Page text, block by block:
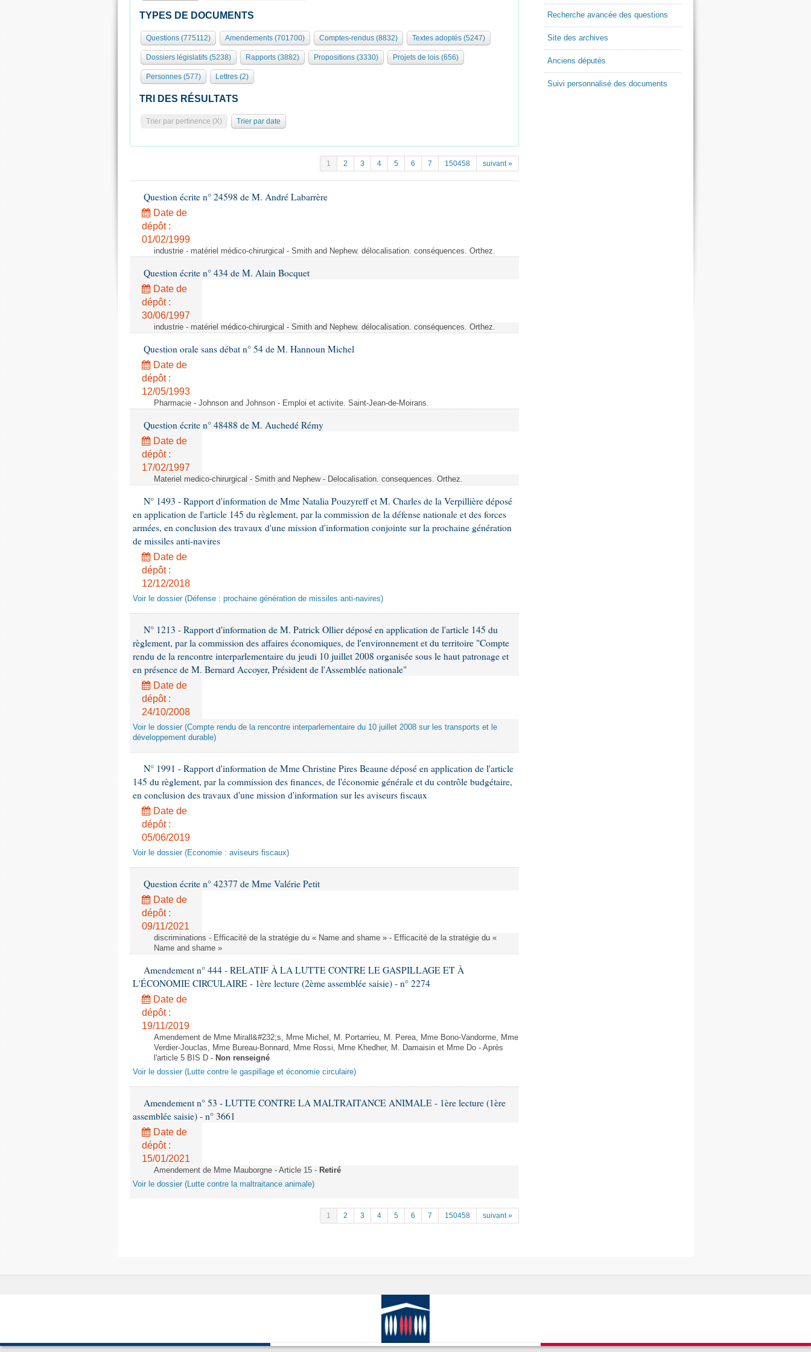
TYPES DE DOCUMENTS
Questions (775112) Amendements (701700) Comptes-rendus (8832) Textes adoptés (5247)
Dossiers législatifs (5238) Rapports (3882) Propositions (3330) Projets de lois (656)
Personnes (577) Lettres (2)
TRI DES RÉSULTATS
Trier par pertinence (X) Trier par date
1 2 3 4 5 6 7 150458 suivant »
Question écrite n° 24598 de M. André Labarrère
Date de
dépôt :
01/02/1999
industrie - matériel médico-chirurgical - Smith and Nephew. délocalisation. conséquences. Orthez.
Question écrite n° 434 de M. Alain Bocquet
Date de
dépôt :
30/06/1997
industrie - matériel médico-chirurgical - Smith and Nephew. délocalisation. conséquences. Orthez.
Question orale sans débat n° 54 de M. Hannoun Michel
Date de
dépôt :
12/05/1993
Pharmacie - Johnson and Johnson - Emploi et activite. Saint-Jean-de-Moirans.
Question écrite n° 48488 de M. Auchedé Rémy
Date de
dépôt :
17/02/1997
Materiel medico-chirurgical - Smith and Nephew - Delocalisation. consequences. Orthez.
N° 1493 - Rapport d'information de Mme Natalia Pouzyreff et M. Charles de la Verpillière déposé
en application de l'article 145 du règlement, par la commission de la défense nationale et des forces
armées, en conclusion des travaux d'une mission d'information conjointe sur la prochaine génération
de missiles anti-navires
Date de
dépôt :
12/12/2018
Voir le dossier (Défense : prochaine génération de missiles anti-navires)
N° 1213 - Rapport d'information de M. Patrick Ollier déposé en application de l'article 145 du
règlement, par la commission des affaires économiques, de l'environnement et du territoire "Compte
rendu de la rencontre interparlementaire du jeudi 10 juillet 2008 organisée sous le haut patronage et
en présence de M. Bernard Accoyer, Président de l'Assemblée nationale"
Date de
dépôt :
24/10/2008
Voir le dossier (Compte rendu de la rencontre interparlementaire du 10 juillet 2008 sur les transports et le
développement durable)
N° 1991 - Rapport d'information de Mme Christine Pires Beaune déposé en application de l'article
145 du règlement, par la commission des finances, de l'économie générale et du contrôle budgétaire,
en conclusion des travaux d'une mission d'information sur les aviseurs fiscaux
Date de
dépôt :
05/06/2019
Voir le dossier (Economie : aviseurs fiscaux)
Question écrite n° 42377 de Mme Valérie Petit
Date de
dépôt :
09/11/2021
discriminations - Efficacité de la stratégie du « Name and shame » - Efficacité de la stratégie du «
Name and shame »
Amendement n° 444 - RELATIF À LA LUTTE CONTRE LE GASPILLAGE ET À
L'ÉCONOMIE CIRCULAIRE - 1ère lecture (2ème assemblée saisie) - n° 2274
Date de
dépôt :
19/11/2019
Amendement de Mme Mirall&#232;s, Mme Michel, M. Portarrieu, M. Perea, Mme Bono-Vandorme, Mme
Verdier-Jouclas, Mme Bureau-Bonnard, Mme Rossi, Mme Khedher, M. Damaisin et Mme Do - Après
l'article 5 BIS D - Non renseigné
Voir le dossier (Lutte contre le gaspillage et économie circulaire)
Amendement n° 53 - LUTTE CONTRE LA MALTRAITANCE ANIMALE - 1ère lecture (1ère
assemblée saisie) - n° 3661
Date de
dépôt :
15/01/2021
Amendement de Mme Mauborgne - Article 15 - Retiré
Voir le dossier (Lutte contre la maltraitance animale)
1 2 3 4 5 6 7 150458 suivant »
Recherche avancée des questions
Site des archives
Anciens députés
Suivi personnalisé des documents